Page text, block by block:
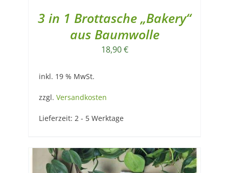
3 in 1 Brottasche „Bakery“
aus Baumwolle
18,90€
inkl. 19 % MwSt.
zzgl. Versandkosten
Lieferzeit: 2 - 5 Werktage